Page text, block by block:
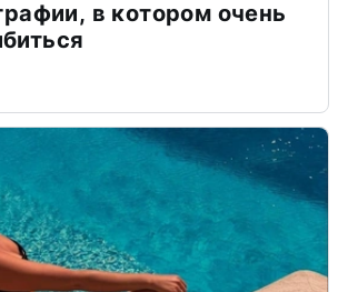
в котором очень